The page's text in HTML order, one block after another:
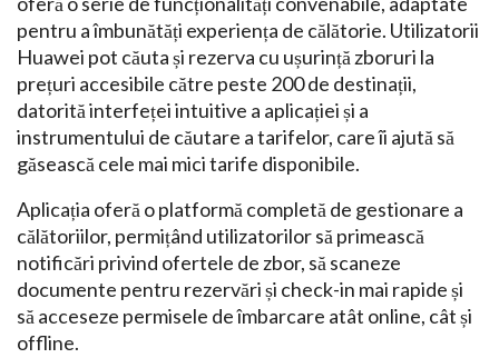
pentru a îmbunătăți experiența de călătorie. Utilizatorii
Huawei pot căuta și rezerva cu ușurință zboruri la
prețuri accesibile către peste 200 de destinații,
datorită interfeței intuitive a aplicației și a
instrumentului de căutare a tarifelor, care îi ajută să
găsească cele mai mici tarife disponibile.
Aplicația oferă o platformă completă de gestionare a
călătoriilor, permițând utilizatorilor să primească
notificări privind ofertele de zbor, să scaneze
documente pentru rezervări și check-in mai rapide și
să acceseze permisele de îmbarcare atât online, cât și
offline.